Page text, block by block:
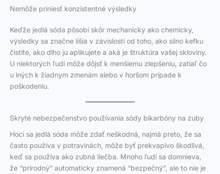
Nemôže priniesť konzistentné výsledky
Keďže jedlá sóda pôsobí skôr mechanicky ako chemicky,
výsledky sa značne líšia v závislosti od toho, ako silno kefku
čistíte, ako dlho ju aplikujete a aká je štruktúra vašej skloviny.
U niektorých ľudí môže dôjsť k menšiemu zlepšeniu, zatiaľ čo
u iných k žiadnym zmenám alebo v horšom prípade k
poškodeniu.
Skryté nebezpečenstvo používania sódy bikarbóny na zuby
Hoci sa jedlá sóda môže zdať neškodná, najmä preto, že sa
často používa v potravinách, môže byť prekvapivo škodlivá,
keď sa používa ako zubná liečba. Mnoho ľudí sa domnieva,
že “prírodný” automaticky znamená “bezpečný”, ale to nie je